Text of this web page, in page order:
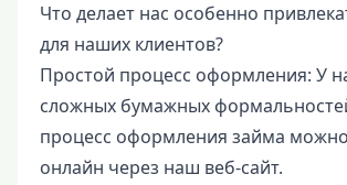
Что делает нас особенно
для наших клиентов?
Простой процесс оформления: У
сложных бумажных
процесс оформления займа
онлайн через наш веб-сайт.